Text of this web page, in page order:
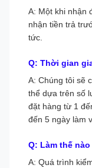
A: Một khi nhận
nhận tiền trả
tức.
Q: Thời gian
A: Chúng tôi sẽ
thể dựa trên số
đặt hàng từ 1
đến 5 ngày làm
Q: Làm thế
A: Quá trình